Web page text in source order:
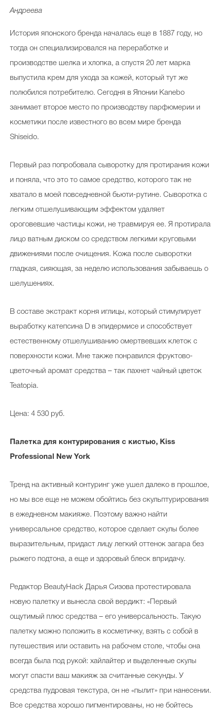
Андреева
История японского бренда началась еще в 1887 году, но
тогда он специализировался на переработке и
производстве шелка и хлопка, а спустя 20 лет марка
выпустила крем для ухода за кожей, который тут же
полюбился потребителю. Сегодня в Японии Kanebо
занимает второе место по производству парфюмерии и
косметики после известного во всем мире бренда
Shiseido.
Первый раз попробовала сыворотку для протирания кожи
и поняла, что это то самое средство, которого так не
хватало в моей повседневной бьюти-рутине. Сыворотка с
легким отшелушивающим эффектом удаляет
ороговевшие частицы кожи, не травмируя ее. Я протирала
лицо ватным диском со средством легкими круговыми
движениями после очищения. Кожа после сыворотки
гладкая, сияющая, за неделю использования забываешь о
шелушениях.
В составе экстракт корня иглицы, который стимулирует
выработку катепсина D в эпидермисе и способствует
естественному отшелушиванию омертвевших клеток с
поверхности кожи. Мне также понравился фруктово-
цветочный аромат средства – так пахнет чайный цветок
Teatopia.
Цена: 4 530 руб.
Палетка для контурирования с кистью, Kiss
Professional New York
Тренд на активный контуринг уже ушел далеко в прошлое,
но мы все еще не можем обойтись без скульптурирования
в ежедневном макияже. Поэтому важно найти
универсальное средство, которое сделает скулы более
выразительным, придаст лицу легкий оттенок загара без
рыжего подтона, а еще и здоровый блеск впридачу.
Редактор BeautyHack Дарья Сизова протестировала
новую палетку и вынесла свой вердикт: «Первый
ощутимый плюс средства – его универсальность. Такую
палетку можно положить в косметичку, взять с собой в
путешествия или оставить на рабочем столе, чтобы она
всегда была под рукой: хайлайтер и выделенные скулы
могут спасти ваш макияж за считанные секунды. У
средства пудровая текстура, он не «пылит» при нанесении.
Все средства хорошо пигментированы, но не бойтесь